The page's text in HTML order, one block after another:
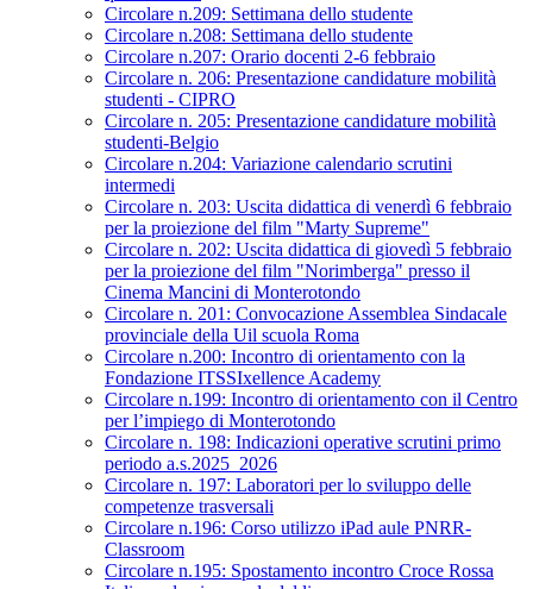
Circolare n.209: Settimana dello studente
Circolare n.208: Settimana dello studente
Circolare n.207: Orario docenti 2-6 febbraio
Circolare n. 206: Presentazione candidature mobilità
studenti - CIPRO
Circolare n. 205: Presentazione candidature mobilità
studenti-Belgio
Circolare n.204: Variazione calendario scrutini
intermedi
Circolare n. 203: Uscita didattica di venerdì 6 febbraio
per la proiezione del film "Marty Supreme"
Circolare n. 202: Uscita didattica di giovedì 5 febbraio
per la proiezione del film "Norimberga" presso il
Cinema Mancini di Monterotondo
Circolare n. 201: Convocazione Assemblea Sindacale
provinciale della Uil scuola Roma
Circolare n.200: Incontro di orientamento con la
Fondazione ITSSIxellence Academy
Circolare n.199: Incontro di orientamento con il Centro
per l’impiego di Monterotondo
Circolare n. 198: Indicazioni operative scrutini primo
periodo a.s.2025_2026
Circolare n. 197: Laboratori per lo sviluppo delle
competenze trasversali
Circolare n.196: Corso utilizzo iPad aule PNRR-
Classroom
Circolare n.195: Spostamento incontro Croce Rossa